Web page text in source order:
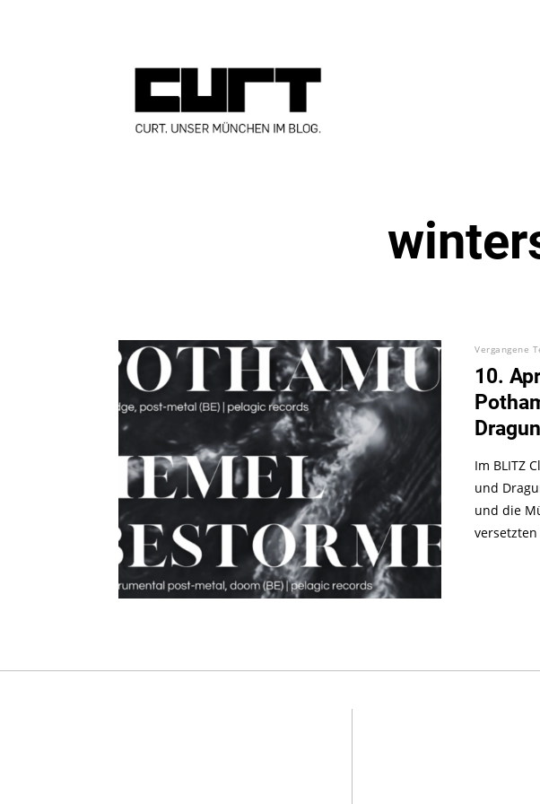
Vergangene
10.
Im BLITZ
und
und die